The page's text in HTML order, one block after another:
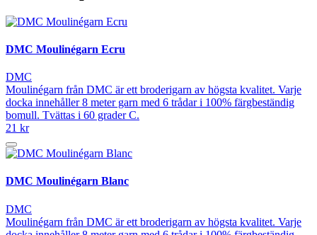
DMC Moulinégarn Ecru
DMC
Moulinégarn från DMC är ett broderigarn av högsta kvalitet. Varje
docka innehåller 8 meter garn med 6 trådar i 100% färgbeständig
bomull. Tvättas i 60 grader C.
21 kr
DMC Moulinégarn Blanc
DMC
Moulinégarn från DMC är ett broderigarn av högsta kvalitet. Varje